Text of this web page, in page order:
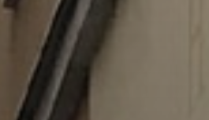
FEJLESZTÉSEK
KÖRNYEZETVÉDELEM